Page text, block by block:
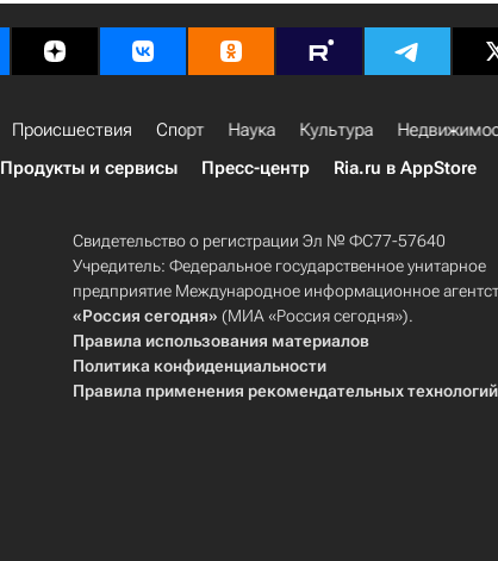
Происшествия Спорт Наука Культура
Продукты и сервисы Пресс-центр Ria.ru в AppStore
Свидетельство о регистрации Эл № ФС77-57640
Учредитель: Федеральное государственное унитарное
предприятие Международное информационное
«Россия сегодня» (МИА «Россия сегодня»).
Правила использования материалов
Политика конфиденциальности
Правила применения рекомендательных технологий